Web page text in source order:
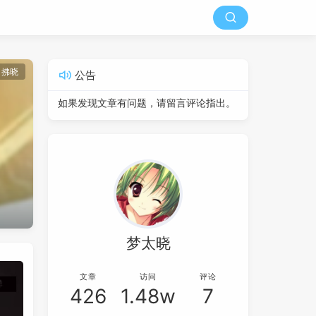
拂晓 公告
如果发现文章有问题，请留言评论指出。
梦太晓
文章
426
访问
1.48w
评论
7